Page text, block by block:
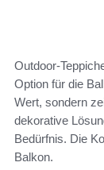
Outdoor-
Option für die
Wert, sondern
dekorative
Bedürfnis. Die
Balkon.